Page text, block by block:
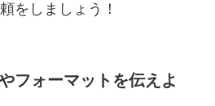
をしましょう！
フォーマットを伝えよ